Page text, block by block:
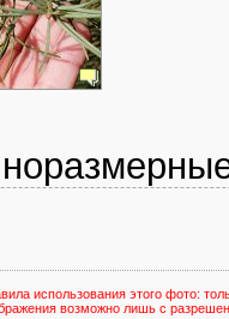
использования этого фото:
возможно лишь с